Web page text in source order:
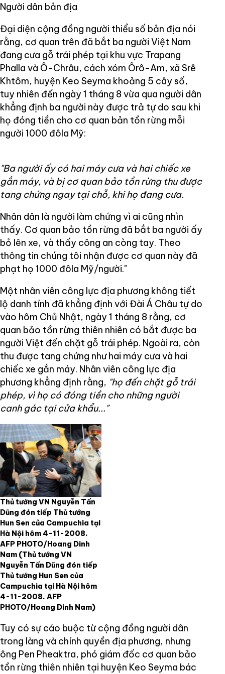
Người dân bản địa
Đại diện cộng đồng người thiểu số bản địa nói
rằng, cơ quan trên đã bắt ba người Việt Nam
đang cưa gỗ trái phép tại khu vực Trapang
Phalla và Ô-Chrâu, cách xóm Ôrô-Am, xã Srê
Khtôm, huyện Keo Seyma khoảng 5 cây số,
tuy nhiên đến ngày 1 tháng 8 vừa qua người dân
khẳng định ba người này được trả tự do sau khi
họ đóng tiền cho cơ quan bản tồn rừng mỗi
người 1000 đôla Mỹ:
"Ba người ấy có hai máy cưa và hai chiếc xe
gắn máy, và bị cơ quan bảo tồn rừng thu được
tang chứng ngay tại chỗ, khi họ đang cưa.
Nhân dân là người làm chứng vì ai cũng nhìn
thấy. Cơ quan bảo tồn rừng đã bắt ba người ấy
bỏ lên xe, và thấy công an còng tay. Theo
thông tin chúng tôi nhận được cơ quan này đã
phạt họ 1000 đôla Mỹ/người."
Một nhân viên công lực địa phương không tiết
lộ danh tính đã khẳng định với Đài Á Châu tự do
vào hôm Chủ Nhật, ngày 1 tháng 8 rằng, cơ
quan bảo tồn rừng thiên nhiên có bắt được ba
người Việt đến chặt gỗ trái phép. Ngoài ra, còn
thu được tang chứng như hai máy cưa và hai
chiếc xe gắn máy. Nhân viên công lực địa
phương khẳng định rằng, "họ đến chặt gỗ trái
phép, vì họ có đóng tiền cho những người
canh gác tại cửa khẩu..."
Thủ tướng VN Nguyễn Tấn
Dũng đón tiếp Thủ tướng
Hun Sen của Campuchia tại
Hà Nội hôm 4-11-2008.
AFP PHOTO/Hoang Dinh
Nam (Thủ tướng VN
Nguyễn Tấn Dũng đón tiếp
Thủ tướng Hun Sen của
Campuchia tại Hà Nội hôm
4-11-2008. AFP
PHOTO/Hoang Dinh Nam)
Tuy có sự cáo buộc từ cộng đồng người dân
trong làng và chính quyền địa phương, nhưng
ông Pen Pheaktra, phó giám đốc cơ quan bảo
tồn rừng thiên nhiên tại huyện Keo Seyma bác